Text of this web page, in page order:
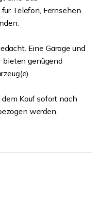
Telefon, Fernsehen
Eine Garage und
bieten genügend
Kauf sofort nach
werden.